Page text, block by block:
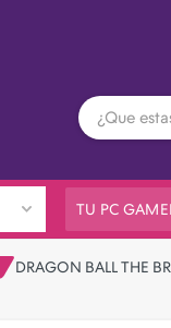
TU PC
DRAGON BALL THE